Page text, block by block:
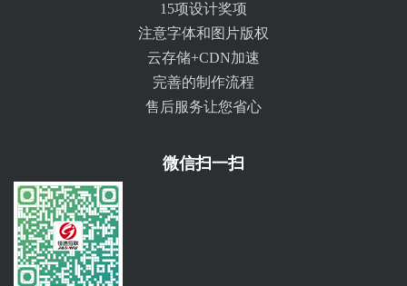
15项设计奖项
注意字体和图片版权
云存储+CDN加速
完善的制作流程
售后服务让您省心
微信扫一扫